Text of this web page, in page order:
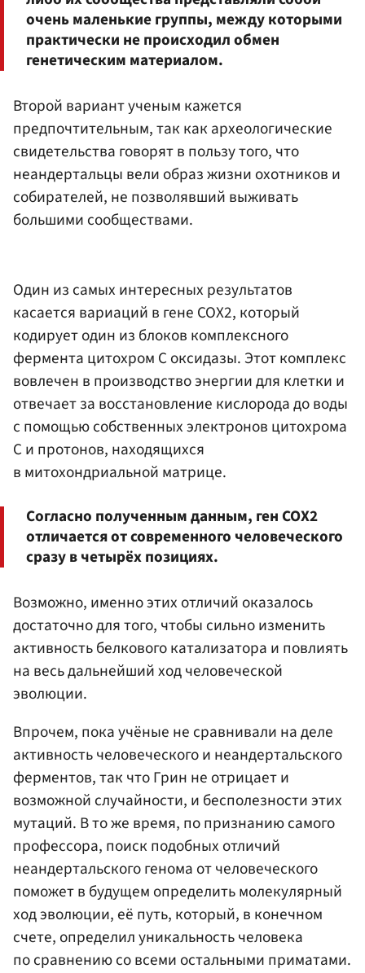
очень маленькие группы, между которыми
практически не происходил обмен
генетическим материалом.
Второй вариант ученым кажется
предпочтительным, так как археологические
свидетельства говорят в пользу того, что
неандертальцы вели образ жизни охотников и
собирателей, не позволявший выживать
большими сообществами.
Один из самых интересных результатов
касается вариаций в гене СОХ2, который
кодирует один из блоков комплексного
фермента цитохром С оксидазы. Этот комплекс
вовлечен в производство энергии для клетки и
отвечает за восстановление кислорода до воды
с помощью собственных электронов цитохрома
C и протонов, находящихся
в митохондриальной матрице.
Согласно полученным данным, ген СОХ2
отличается от современного человеческого
сразу в четырёх позициях.
Возможно, именно этих отличий оказалось
достаточно для того, чтобы сильно изменить
активность белкового катализатора и повлиять
на весь дальнейший ход человеческой
эволюции.
Впрочем, пока учёные не сравнивали на деле
активность человеческого и неандертальского
ферментов, так что Грин не отрицает и
возможной случайности, и бесполезности этих
мутаций. В то же время, по признанию самого
профессора, поиск подобных отличий
неандертальского генома от человеческого
поможет в будущем определить молекулярный
ход эволюции, её путь, который, в конечном
счете, определил уникальность человека
по сравнению со всеми остальными приматами.